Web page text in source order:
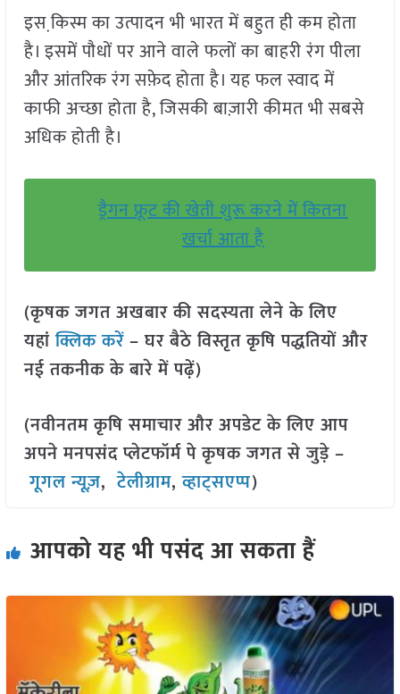
इस कि़स्म का उत्पादन भी भारत में बहुत ही कम होता
है। इसमें पौधों पर आने वाले फलों का बाहरी रंग पीला
और आंतरिक रंग सफ़ेद होता है। यह फल स्वाद में
काफी अच्छा होता है, जिसकी बाज़ारी कीमत भी सबसे
अधिक होती है।
ड्रैगन फ्रूट की खेती शुरू करने में कितना
खर्चा आता है
(कृषक जगत अखबार की सदस्यता लेने के लिए
यहांक्लिक करें– घर बैठे विस्तृत कृषि पद्धतियों और
नई तकनीक के बारे में पढ़ें)
(नवीनतम कृषि समाचार और अपडेट के लिए आप
अपने मनपसंद प्लेटफॉर्म पे कृषक जगत से जुड़े –
गूगल न्यूज़,टेलीग्राम,व्हाट्सएप्प)
आपको यह भी पसंद आ सकता हैं